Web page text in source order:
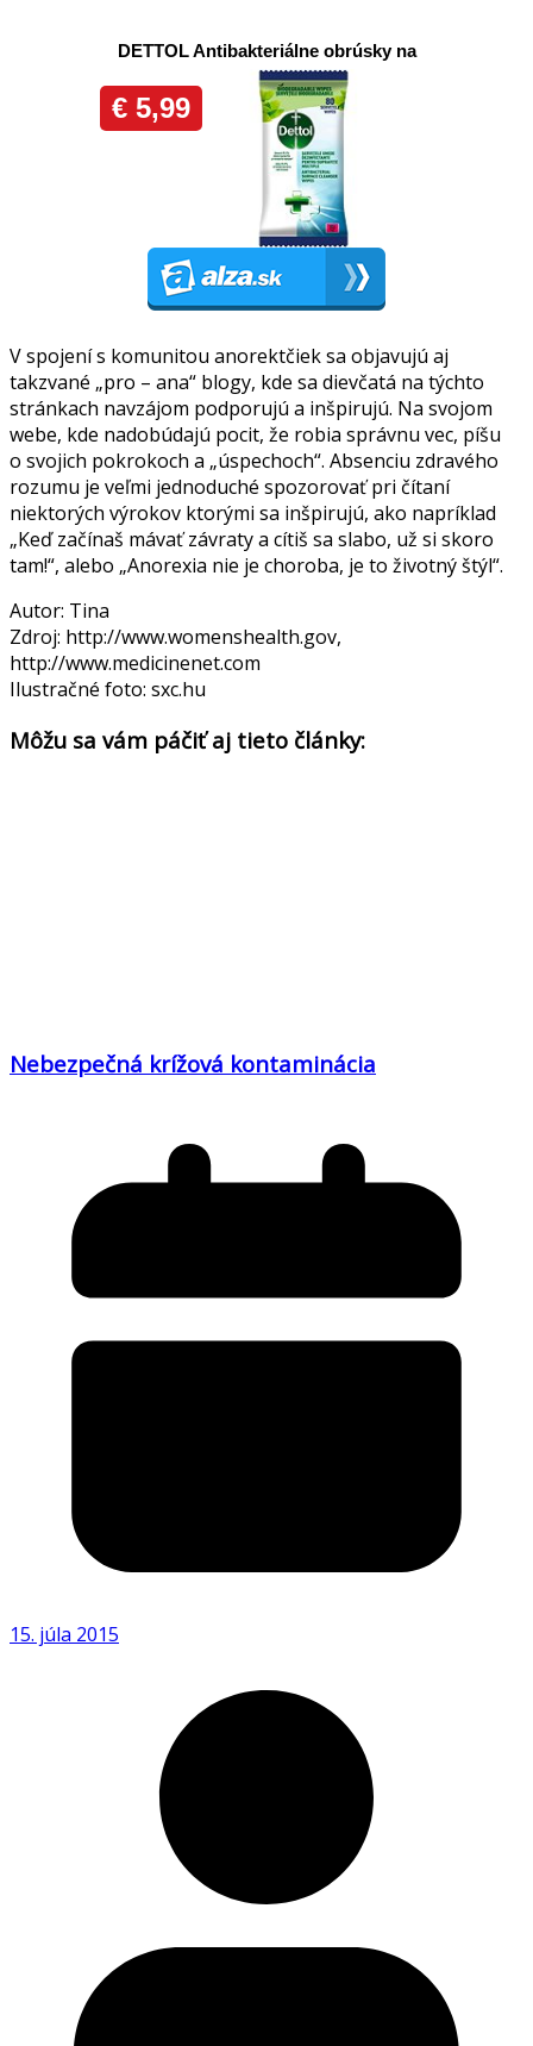
V spojení s komunitou anorektčiek sa objavujú aj
takzvané „pro – ana“ blogy, kde sa dievčatá na týchto
stránkach navzájom podporujú a inšpirujú. Na svojom
webe, kde nadobúdajú pocit, že robia správnu vec, píšu
o svojich pokrokoch a „úspechoch“. Absenciu zdravého
rozumu je veľmi jednoduché spozorovať pri čítaní
niektorých výrokov ktorými sa inšpirujú, ako napríklad
„Keď začínaš mávať závraty a cítiš sa slabo, už si skoro
tam!“, alebo „Anorexia nie je choroba, je to životný štýl“.
Autor: Tina
Zdroj: http://www.womenshealth.gov,
http://www.medicinenet.com
Ilustračné foto: sxc.hu
Môžu sa vám páčiť aj tieto články:
Nebezpečná krížová kontaminácia
15. júla 2015